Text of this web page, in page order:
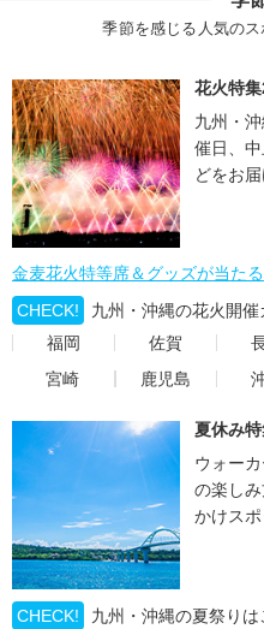
季節を感じる人気の
花火特集
九州・
催日、
どをお届
金麦花火特等席＆グッズが当たる
CHECK!
九州・沖縄の花火開催
福岡
佐賀
宮崎
鹿児島
夏休み特
ウォー
の楽し
かけス
CHECK!
九州・沖縄の夏祭りは